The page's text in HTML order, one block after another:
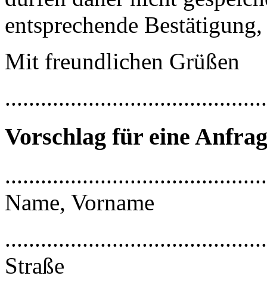
entsprechende
Mit freundlichen Grüßen
Vorschlag für eine
Name, Vorname
Straße